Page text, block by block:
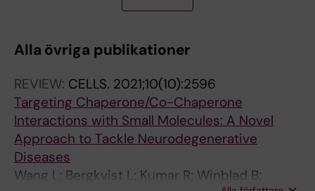
C
E
:
B
I
O
C
C
E
:
P
L
A
N
Alla övriga publikationer
REVIEW: CELLS. 2021;10(10):2596
Targeting Chaperone/Co-Chaperone
Interactions with Small Molecules: A Novel
Approach to Tackle Neurodegenerative
Diseases
Wang L; Bergkvist L; Kumar R; Winblad B;